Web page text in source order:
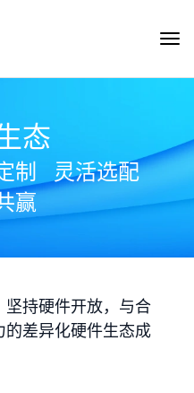
态
制
灵活选配
赢
持硬件开放，与合
差异化硬件生态成